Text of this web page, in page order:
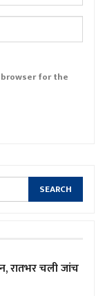
for the
रातभर चली जांच